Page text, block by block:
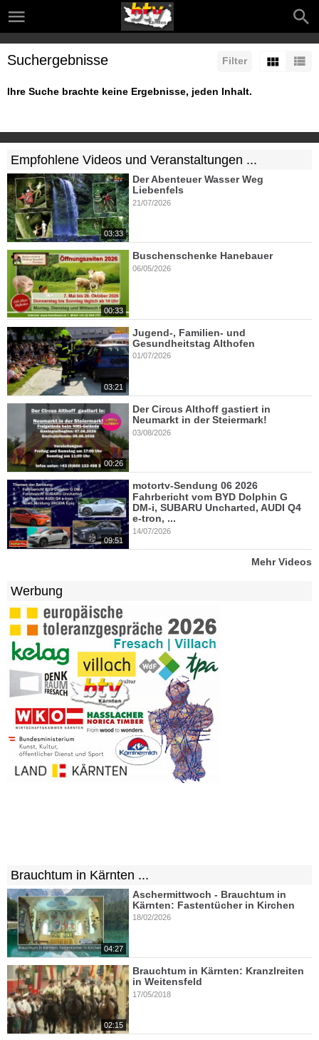
Filter
Suchergebnisse
Ihre Suche brachte keine Ergebnisse, jeden Inhalt.
Empfohlene Videos und Veranstaltungen ...
03:33
Der Abenteuer Wasser Weg
Liebenfels
21/07/2026
00:33
Buschenschenke Hanebauer
06/05/2026
03:21
Jugend-, Familien- und
Gesundheitstag Althofen
01/07/2026
00:26
Der Circus Althoff gastiert in
Neumarkt in der Steiermark!
03/08/2026
09:51
motortv-Sendung 06 2026
Fahrbericht vom BYD Dolphin G
DM-i, SUBARU Uncharted, AUDI Q4
e-tron, ...
14/07/2026
Mehr Videos
Werbung
Brauchtum in Kärnten ...
04:27
Aschermittwoch - Brauchtum in
Kärnten: Fastentücher in Kirchen
18/02/2026
02:15
Brauchtum in Kärnten: Kranzlreiten
in Weitensfeld
17/05/2018